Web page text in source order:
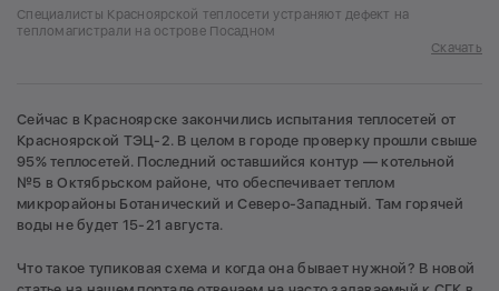
Специалисты Красноярской теплосети устраняют дефект на
тепломагистрали на острове Посадном
Скачать
Сейчас в Красноярске закончились испытания теплосетей от
Красноярской ТЭЦ-2. В целом в городе проверку прошли свыше
95% теплосетей. Последний оставшийся контур — котельной
№5 в Октябрьском районе, что обеспечивает теплом
микрорайоны Ботанический и Северо-Западный. Там горячей
воды не будет 15-21 августа.
Что такое тупиковая схема и когда она бывает нужной? В новой